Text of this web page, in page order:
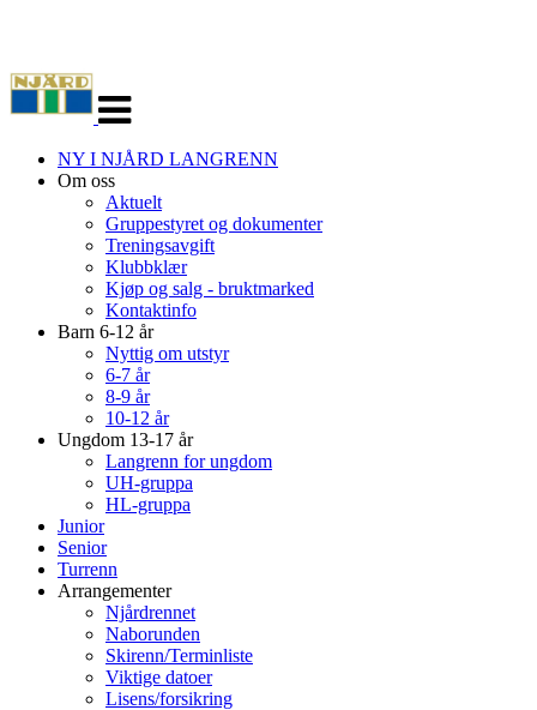
navigasjon
NY I NJÅRD LANGRENN
Om oss
Aktuelt
Gruppestyret og dokumenter
Treningsavgift
Klubbklær
Kjøp og salg - bruktmarked
Kontaktinfo
Barn 6-12 år
Nyttig om utstyr
6-7 år
8-9 år
10-12 år
Ungdom 13-17 år
Langrenn for ungdom
UH-gruppa
HL-gruppa
Junior
Senior
Turrenn
Arrangementer
Njårdrennet
Naborunden
Skirenn/Terminliste
Viktige datoer
Lisens/forsikring